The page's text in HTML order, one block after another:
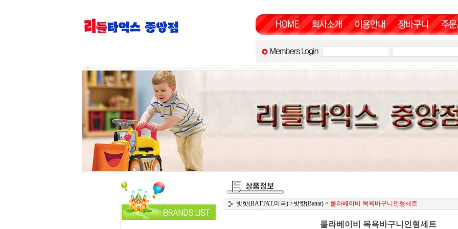
밧핫(BATTAT,미국) >밧핫(Battat) > 룰라베이비 목욕바구니인형세트
룰라베이비 목욕바구니인형세트